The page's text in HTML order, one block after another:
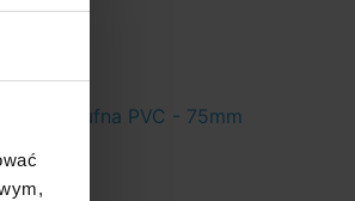
Mufna PVC - 75mm